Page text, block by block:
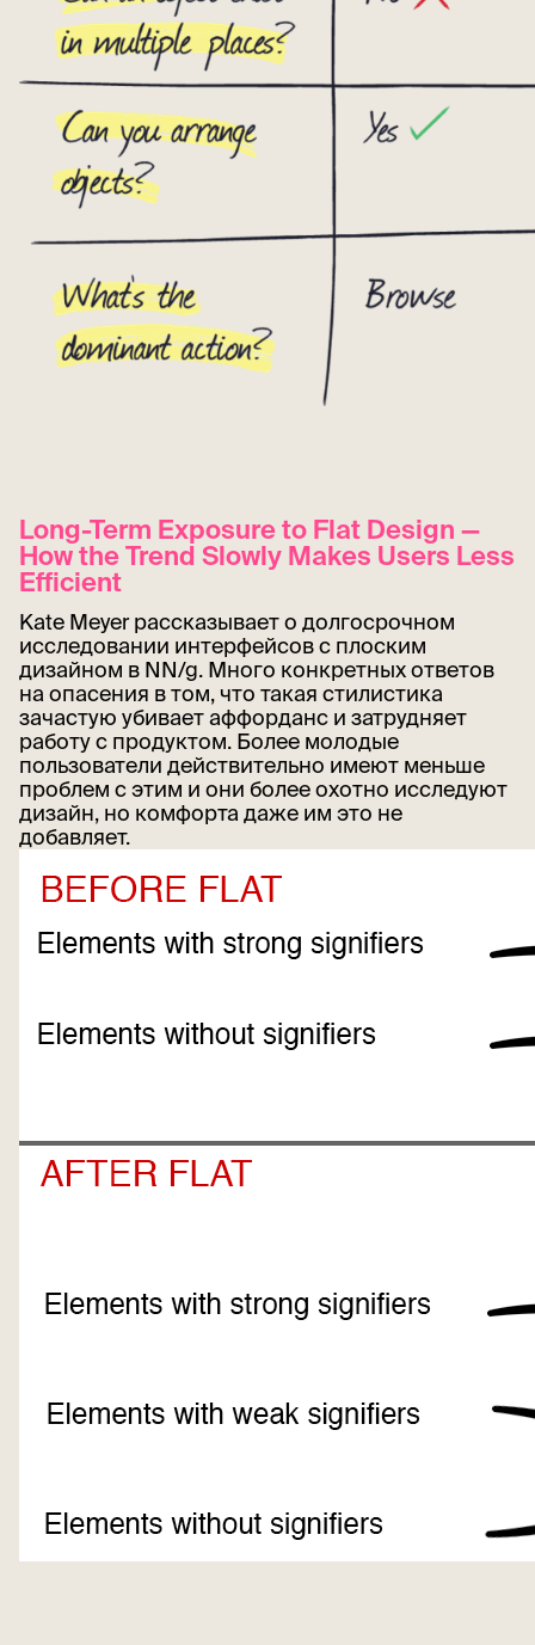
Long-Term Exposure to Flat Design —
How the Trend Slowly Makes Users Less
Efficient
Kate Meyer рассказывает о долгосрочном
исследовании интерфейсов с плоским
дизайном в NN/g. Много конкретных ответов
на опасения в том, что такая стилистика
зачастую убивает аффорданс и затрудняет
работу с продуктом. Более молодые
пользователи действительно имеют меньше
проблем с этим и они более охотно исследуют
дизайн, но комфорта даже им это не
добавляет.